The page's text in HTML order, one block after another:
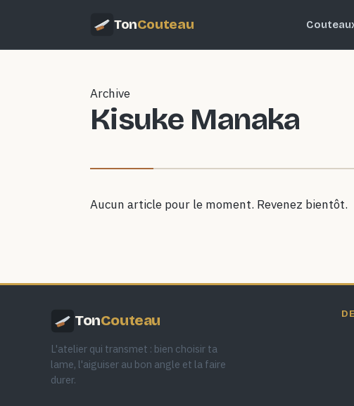
TonCouteau
Archive
Kisuke Manaka
Aucun article pour le moment. Revenez bientôt.
TonCouteau
L'atelier qui transmet : bien choisir ta
lame, l'aiguiser au bon angle et la faire
durer.